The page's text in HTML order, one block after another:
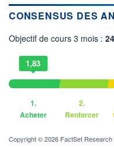
CONSENSUS DES
Objectif de cours 3 mois :
1,83
1.
Acheter
2.
Renforcer
Copyright © 2026 FactSet